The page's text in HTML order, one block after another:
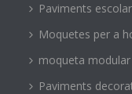
Paviments
Moquetes per a
moqueta
Paviments